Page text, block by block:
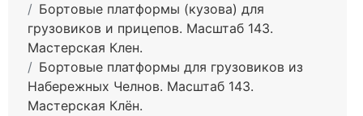
Бортовые платформы (кузова) для
грузовиков и прицепов. Масштаб 143.
Мастерская Клен.
Бортовые платформы для грузовиков из
Набережных Челнов. Масштаб 143.
Мастерская Клён.